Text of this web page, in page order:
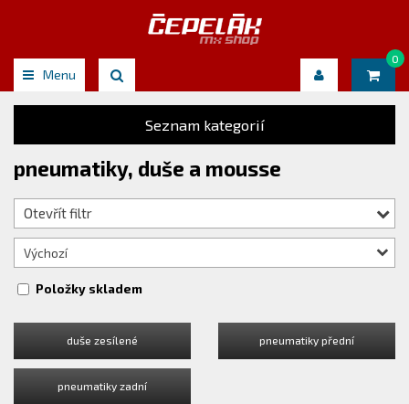
Menu
0
Seznam kategorií
pneumatiky, duše a mousse
Otevřít filtr
Výchozí
Položky skladem
duše zesílené pneumatiky přední
pneumatiky zadní